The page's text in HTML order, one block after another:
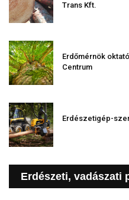
Trans Kft.
Erdőmérnök
Centrum
Erdészetigép-
Erdészeti, vadászati